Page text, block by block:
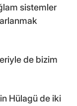
sistemler
de bizim
Hülagü de iki